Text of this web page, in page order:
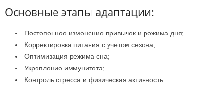
Основные этапы адаптации:
Постепенное изменение привычек и режима дня;
Корректировка питания с учетом сезона;
Оптимизация режима сна;
Укрепление иммунитета;
Контроль стресса и физическая активность.